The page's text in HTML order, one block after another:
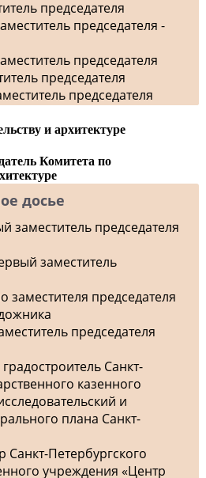
председателя
председателя -
председателя
председателя
председателя
и архитектуре
Комитета по
досье
заместитель председателя
заместитель
заместителя председателя
председателя
Санкт-
казенного
и
плана Санкт-
Санкт-Петербургского
учреждения «Центр